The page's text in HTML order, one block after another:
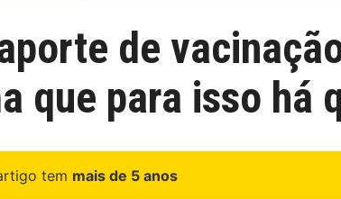
de
que para isso há
tem mais de 5 anos